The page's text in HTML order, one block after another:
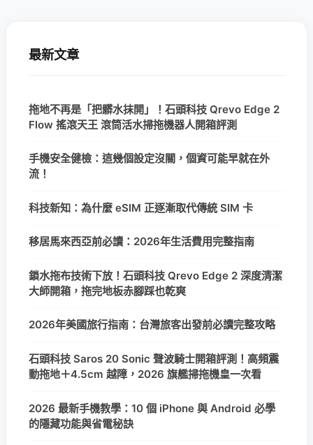
最新文章
拖地不再是「把髒水抹開」！石頭科技 Qrevo Edge 2
Flow 搖滾天王 滾筒活水掃拖機器人開箱評測
手機安全健檢：這幾個設定沒關，個資可能早就在外
流！
科技新知：為什麼 eSIM 正逐漸取代傳統 SIM 卡
移居馬來西亞前必讀：2026年生活費用完整指南
鎖水拖布技術下放！石頭科技 Qrevo Edge 2 深度清潔
大師開箱，拖完地板赤腳踩也乾爽
2026年美國旅行指南：台灣旅客出發前必讀完整攻略
石頭科技 Saros 20 Sonic 聲波騎士開箱評測！高頻震
動拖地＋4.5cm 越障，2026 旗艦掃拖機皇一次看
2026 最新手機教學：10 個 iPhone 與 Android 必學
的隱藏功能與省電秘訣